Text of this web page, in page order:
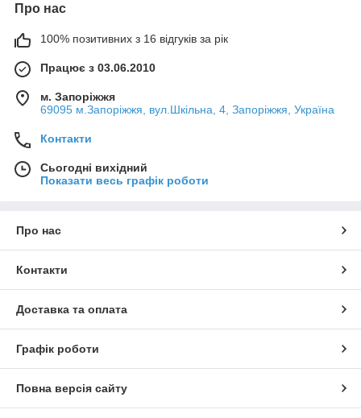
Про нас
100% позитивних з 16 відгуків за рік
Працює з 03.06.2010
м. Запоріжжя
69095 м.Запоріжжя, вул.Шкільна, 4, Запоріжжя, Україна
Контакти
Сьогодні вихідний
Показати весь графік роботи
Про нас
Контакти
Доставка та оплата
Графік роботи
Повна версія сайту